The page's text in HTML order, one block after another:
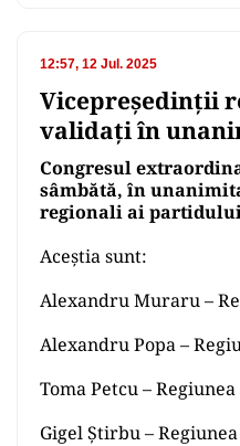
12:57, 12 Jul. 2025
Vicepreședinții
validați în
Congresul
sâmbătă, în
regionali ai
Aceștia sunt:
Alexandru Muraru –
Alexandru Popa –
Toma Petcu –
Gigel Știrbu –